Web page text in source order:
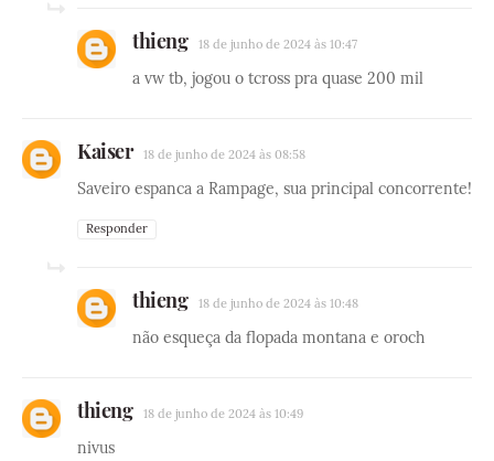
thieng 18 de junho de 2024 às 10:47
a vw tb, jogou o tcross pra quase 200 mil
Kaiser 18 de junho de 2024 às 08:58
Saveiro espanca a Rampage, sua principal concorrente!
Responder
thieng 18 de junho de 2024 às 10:48
não esqueça da flopada montana e oroch
thieng 18 de junho de 2024 às 10:49
nivus